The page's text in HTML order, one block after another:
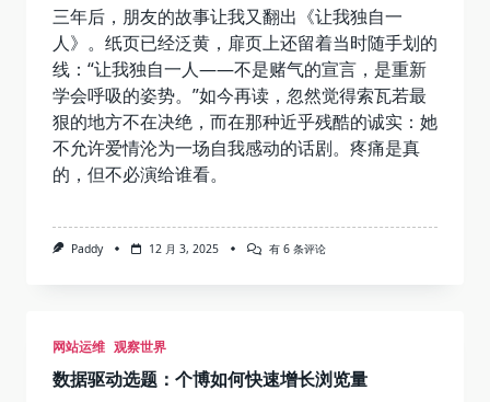
一
种
“服
刑”
三年后，朋友的故事让我又翻出《让我独自一
人》。纸页已经泛黄，扉页上还留着当时随手划的
线：“让我独自一人——不是赌气的宣言，是重新
学会呼吸的姿势。”如今再读，忽然觉得索瓦若最
狠的地方不在决绝，而在那种近乎残酷的诚实：她
不允许爱情沦为一场自我感动的话剧。疼痛是真
的，但不必演给谁看。
Paddy 12 月 3, 2025
失
洗，
有 6 条评论
网站运维 观察世界
数据驱动选题：个博如何快速增长浏览量